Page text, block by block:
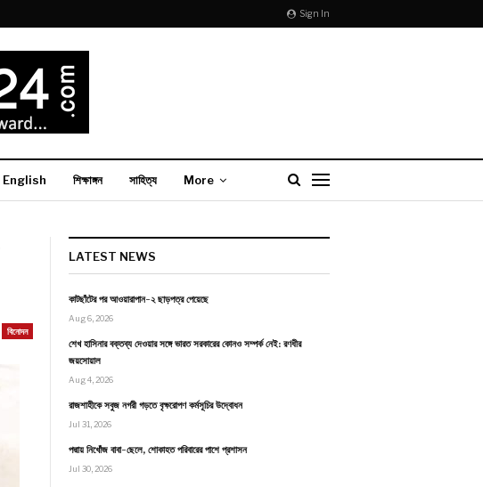
Sign In
English শিক্ষাঙ্গন সাহিত্য More
বিনোদন
LATEST NEWS
কাটছাঁটের পর আওয়ারাপান-২ ছাড়পত্র পেয়েছে
Aug 6, 2026
শেখ হাসিনার বক্তব্য দেওয়ার সঙ্গে ভারত সরকারের কোনও সম্পর্ক নেই: রণধীর
জয়সোয়াল
Aug 4, 2026
রাজশাহীকে সবুজ নগরী গড়তে বৃক্ষরোপণ কর্মসূচির উদ্বোধন
Jul 31, 2026
পদ্মায় নিখোঁজ বাবা-ছেলে, শোকাহত পরিবারের পাশে প্রশাসন
Jul 30, 2026